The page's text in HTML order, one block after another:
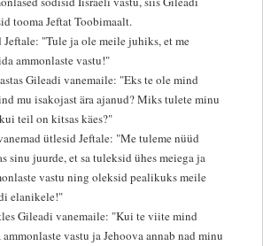
tooma Jeftat Toobimaalt.
Jeftale: "Tule ja ole meile juhiks, et me
ammonlaste vastu!"
Gileadi vanemaile: "Eks te ole mind
mu isakojast ära ajanud? Miks tulete minu
teil on kitsas käes?"
ütlesid Jeftale: "Me tuleme nüüd
sinu juurde, et sa tuleksid ühes meiega ja
vastu ning oleksid pealikuks meile
elanikele!"
Gileadi vanemaile: "Kui te viite mind
vastu ja Jehoova annab nad minu